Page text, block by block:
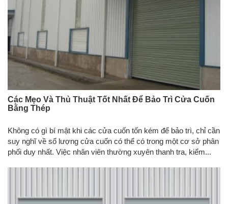
Các Mẹo Và Thủ Thuật Tốt Nhất Để Bảo Trì Cửa Cuốn
Bằng Thép
Không có gì bí mật khi các cửa cuốn tốn kém để bảo trì, chỉ cần
suy nghĩ về số lượng cửa cuốn có thể có trong một cơ sở phân
phối duy nhất. Việc nhân viên thường xuyên thanh tra, kiểm...